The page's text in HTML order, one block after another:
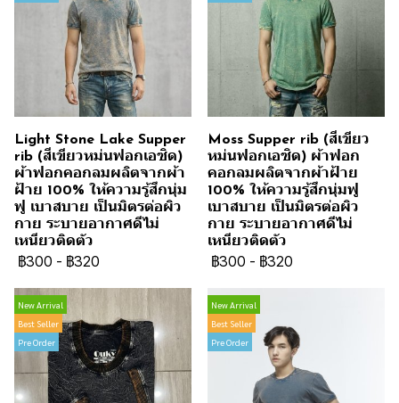
Light Stone Lake Supper
rib (สีเขียวหม่นฟอกเอซิด)
ผ้าฟอกคอกลมผลิตจากผ้า
ฝ้าย 100% ให้ความรู้สึกนุ่ม
ฟู เบาสบาย เป็นมิตรต่อผิว
กาย ระบายอากาศดีไม่
เหนียวติดตัว
฿300 - ฿320
Moss Supper rib (สีเขียว
หม่นฟอกเอซิด) ผ้าฟอก
คอกลมผลิตจากผ้าฝ้าย
100% ให้ความรู้สึกนุ่มฟู
เบาสบาย เป็นมิตรต่อผิว
กาย ระบายอากาศดีไม่
เหนียวติดตัว
฿300 - ฿320
New Arrival
Best Seller
Pre Order
New Arrival
Best Seller
Pre Order